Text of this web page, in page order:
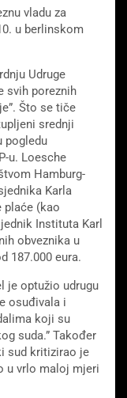
vladu za
u berlinskom
Udruge
svih poreznih
Što se tiče
srednji
pogledu
u. Loesche
Hamburg-
Karla
plaće (kao
Instituta Karl
obveznika u
187.000 eura.
je optužio udrugu
osuđivala i
koji su
suda.” Također
sud kritizirao je
u vrlo maloj mjeri